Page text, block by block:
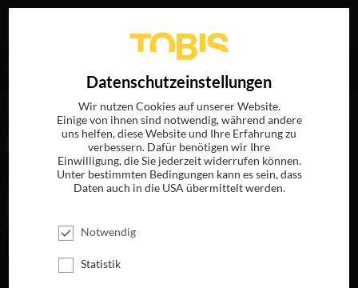
„Jesper Christensen“
Datenschutzeinstellungen
Wir nutzen Cookies auf unserer Website.
Einige von ihnen sind notwendig, während andere
uns helfen, diese Website und Ihre Erfahrung zu
verbessern. Dafür benötigen wir Ihre
Einwilligung, die Sie jederzeit widerrufen können.
Unter bestimmten Bedingungen kann es sein, dass
Daten auch in die USA übermittelt werden.
Notwendig
Statistik